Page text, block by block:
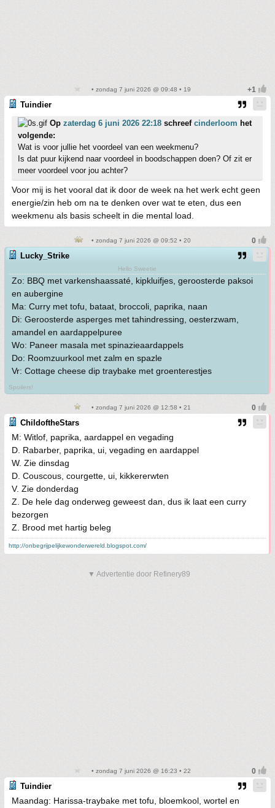
• zondag 7 juni 2026 @ 09:48 • 19
Tuindier
Op zaterdag 6 juni 2026 22:18 schreef cinderloom het
volgende:
Wat is voor jullie het voordeel van een weekmenu?
Is dat puur kijkend naar voordeel in boodschappen doen? Of zit er
meer voordeel voor jou achter?
Voor mij is het vooral dat ik door de week na het werk echt geen
energie/zin heb om na te denken over wat te eten, dus een
weekmenu als basis scheelt in die mental load.
• zondag 7 juni 2026 @ 09:52 • 20
Lucky_Strike
Hello Sweetie
Zo: BBQ met varkenshaassaté, kipkluifjes, geroosterde paksoi
en aubergine
Ma: Curry met tofu, bataat, broccoli, paprika, naan
Di: Geroosterde asperges met tahindressing, oesterzwam,
amandel en aardappelpuree
Wo: Paneer masala met spinazieaardappels
Do: Roomzuurkool met zalm en spazle
Vr: Cottage cheese dip traybake met groenterestjes
Spoilers!
• zondag 7 juni 2026 @ 12:58 • 21
ChildoftheStars
M: Witlof, paprika, aardappel en vegading
D. Rabarber, paprika, ui, vegading en aardappel
W. Zie dinsdag
D. Couscous, courgette, ui, kikkererwten
V. Zie donderdag
Z. De hele dag onderweg geweest dan, dus ik laat een curry
bezorgen
Z. Brood met hartig beleg
http://onbegrijpelijkewonderwereld.blogspot.com/
▼ Advertentie door Refinery89
• zondag 7 juni 2026 @ 16:23 • 22
Tuindier
Maandag: Harissa-traybake met tofu, bloemkool, wortel en